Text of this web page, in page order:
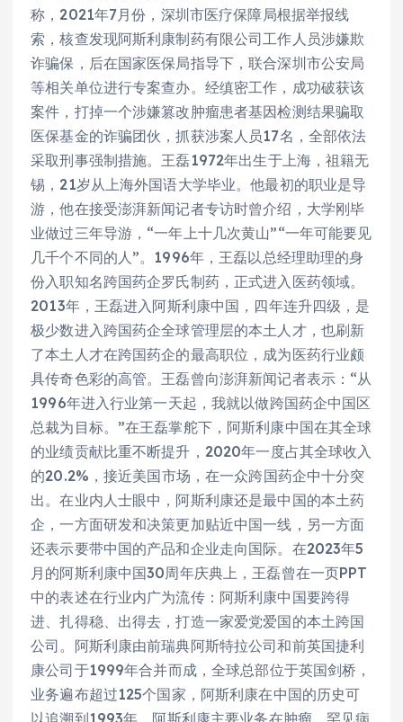
称，2021年7月份，深圳市医疗保障局根据举报线
索，核查发现阿斯利康制药有限公司工作人员涉嫌欺
诈骗保，后在国家医保局指导下，联合深圳市公安局
等相关单位进行专案查办。经缜密工作，成功破获该
案件，打掉一个涉嫌篡改肿瘤患者基因检测结果骗取
医保基金的诈骗团伙，抓获涉案人员17名，全部依法
采取刑事强制措施。王磊1972年出生于上海，祖籍无
锡，21岁从上海外国语大学毕业。他最初的职业是导
游，他在接受澎湃新闻记者专访时曾介绍，大学刚毕
业做过三年导游，“一年上十几次黄山”“一年可能要见
几千个不同的人”。1996年，王磊以总经理助理的身
份入职知名跨国药企罗氏制药，正式进入医药领域。
2013年，王磊进入阿斯利康中国，四年连升四级，是
极少数进入跨国药企全球管理层的本土人才，也刷新
了本土人才在跨国药企的最高职位，成为医药行业颇
具传奇色彩的高管。王磊曾向澎湃新闻记者表示：“从
1996年进入行业第一天起，我就以做跨国药企中国区
总裁为目标。”在王磊掌舵下，阿斯利康中国在其全球
的业绩贡献比重不断提升，2020年一度占其全球收入
的20.2%，接近美国市场，在一众跨国药企中十分突
出。在业内人士眼中，阿斯利康还是最中国的本土药
企，一方面研发和决策更加贴近中国一线，另一方面
还表示要带中国的产品和企业走向国际。在2023年5
月的阿斯利康中国30周年庆典上，王磊曾在一页PPT
中的表述在行业内广为流传：阿斯利康中国要跨得
进、扎得稳、出得去，打造一家爱党爱国的本土跨国
公司。阿斯利康由前瑞典阿斯特拉公司和前英国捷利
康公司于1999年合并而成，全球总部位于英国剑桥，
业务遍布超过125个国家，阿斯利康在中国的历史可
以追溯到1993年。阿斯利康主要业务在肿瘤、罕见病